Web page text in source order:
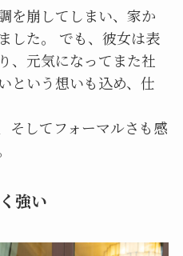
を崩してしまい、家か
した。 でも、彼女は表
、元気になってまた社
という想いも込め、仕
そしてフォーマルさも感
強い